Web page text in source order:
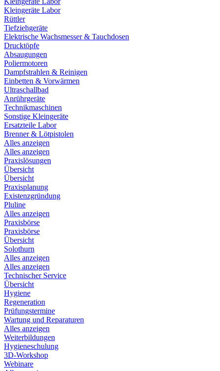
Kleingeräte Labor
Rüttler
Tiefziehgeräte
Elektrische Wachsmesser & Tauchdosen
Drucktöpfe
Absaugungen
Poliermotoren
Dampfstrahlen & Reinigen
Einbetten & Vorwärmen
Ultraschallbad
Anrührgeräte
Technikmaschinen
Sonstige Kleingeräte
Ersatzteile Labor
Brenner & Lötpistolen
Alles anzeigen
Alles anzeigen
Praxislösungen
Übersicht
Übersicht
Praxisplanung
Existenzgründung
Pluline
Alles anzeigen
Praxisbörse
Praxisbörse
Übersicht
Solothurn
Alles anzeigen
Alles anzeigen
Technischer Service
Übersicht
Hygiene
Regeneration
Prüfungstermine
Wartung und Reparaturen
Alles anzeigen
Weiterbildungen
Hygieneschulung
3D-Workshop
Webinare